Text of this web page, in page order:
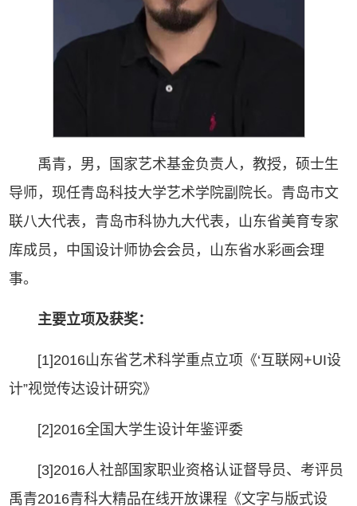
禹青，男，国家艺术基金负责人，教授，硕士生
导师，现任青岛科技大学艺术学院副院长。青岛市文
联八大代表，青岛市科协九大代表，山东省美育专家
库成员，中国设计师协会会员，山东省水彩画会理
事。
主要立项及获奖：
[1]2016山东省艺术科学重点立项《‘互联网+UI设
计”视觉传达设计研究》
[2]2016全国大学生设计年鉴评委
[3]2016人社部国家职业资格认证督导员、考评员
禹青2016青科大精品在线开放课程《文字与版式设